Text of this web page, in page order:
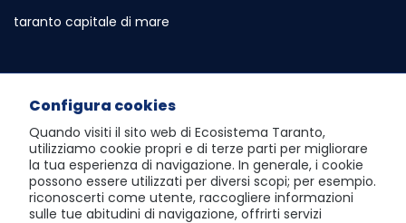
taranto capitale di mare
sportello telematico polifunzionale
atlante dei progetti e dei risultati
visita Taranto dall'alto
Configura cookies
Quando visiti il sito web di Ecosistema Taranto,
utilizziamo cookie propri e di terze parti per migliorare
la tua esperienza di navigazione. In generale, i cookie
possono essere utilizzati per diversi scopi; per esempio.
riconoscerti come utente, raccogliere informazioni
sulle tue abitudini di navigazione, offrirti servizi